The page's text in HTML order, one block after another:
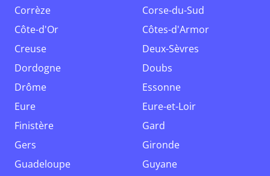
Corrèze
Corse-du-Sud
Côte-d'Or
Côtes-d'Armor
Creuse
Deux-Sèvres
Dordogne
Doubs
Drôme
Essonne
Eure
Eure-et-Loir
Finistère
Gard
Gers
Gironde
Guadeloupe
Guyane